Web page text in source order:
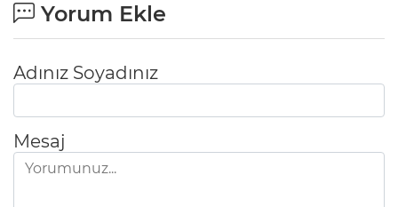
Yorum Ekle
Adınız Soyadınız
Mesaj